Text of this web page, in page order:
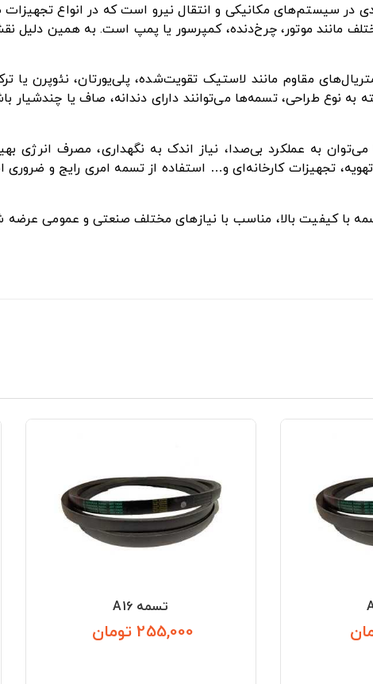
در سیستم‌های مکانیکی و انتقال نیرو است که در انواع
مانند موتور، چرخ‌دنده، کمپرسور یا پمپ است. به همین دلیل
مقاوم مانند لاستیک تقویت‌شده، پلی‌یورتان، نئوپرن
به نوع طراحی، تسمه‌ها می‌توانند دارای دندانه، صاف یا
به عملکرد بی‌صدا، نیاز اندک به نگهداری، مصرف انرژی
تجهیزات کارخانه‌ای و… استفاده از تسمه امری رایج و
با کیفیت بالا، مناسب با نیازهای مختلف صنعتی و عمومی عرضه
تسمه A16
255,000 تومان